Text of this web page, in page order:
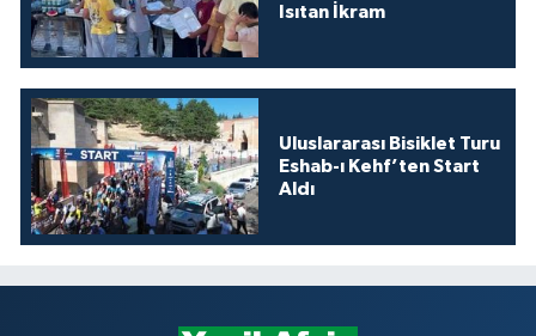
Isıtan İkram
Uluslararası Bisiklet Turu
Eshab-ı Kehf’ten Start
Aldı